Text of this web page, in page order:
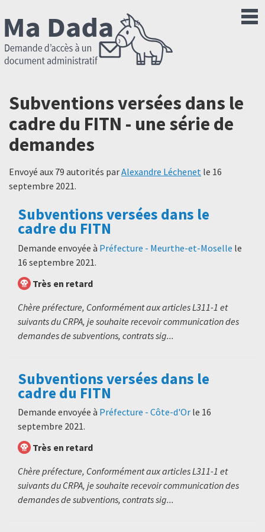
Subventions versées dans le
cadre du FITN - une série de
demandes
Envoyé aux 79 autorités parAlexandre Léchenet le 16
septembre 2021.
Subventions versées dans le
cadre du FITN
Demande envoyée à Préfecture - Meurthe-et-Moselle le
16 septembre 2021.
Très en retard
Chère préfecture, Conformément aux articles L311-1 et
suivants du CRPA, je souhaite recevoir communication des
demandes de subventions, contrats sig...
Subventions versées dans le
cadre du FITN
Demande envoyée à Préfecture - Côte-d'Or le 16
septembre 2021.
Très en retard
Chère préfecture, Conformément aux articles L311-1 et
suivants du CRPA, je souhaite recevoir communication des
demandes de subventions, contrats sig...